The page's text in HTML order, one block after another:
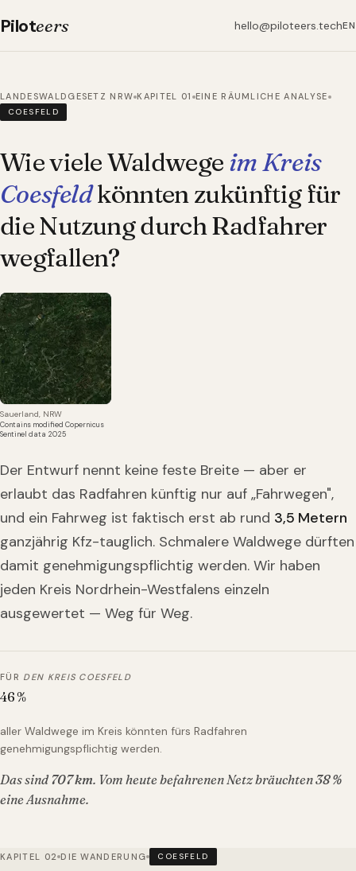
Piloteers hello@piloteers.techEN
LANDESWALDGESETZ NRW KAPITEL 01 EINE RÄUMLICHE ANALYSE
COESFELD
Wie viele Waldwege im Kreis
Coesfeldkönnten zukünftig für
die Nutzung durch Radfahrer
wegfallen?
Sauerland, NRW
Contains modified Copernicus
Sentinel data 2025
Der Entwurf nennt keine feste Breite — aber er
erlaubt das Radfahren künftig nur auf „Fahrwegen",
und ein Fahrweg ist faktisch erst ab rund 3,5 Metern
ganzjährig Kfz-tauglich. Schmalere Waldwege dürften
damit genehmigungspflichtig werden. Wir haben
jeden Kreis Nordrhein-Westfalens einzeln
ausgewertet — Weg für Weg.
FÜR DEN KREIS COESFELD
46 %
aller Waldwege im Kreis könnten fürs Radfahren
genehmigungspflichtig werden.
Das sind 707km. Vom heute befahrenen Netz bräuchten38%
eine Ausnahme.
KAPITEL 02 DIE WANDERUNG COESFELD